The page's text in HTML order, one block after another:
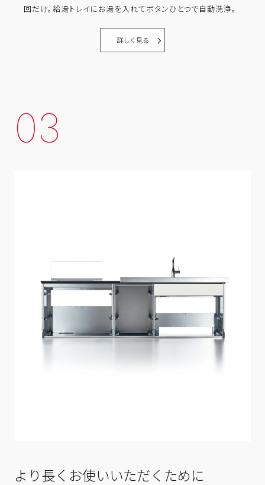
回だけ。給湯トレイにお湯を入れてボタンひとつで自動洗浄。
詳しく見る
03
より長くお使いいただくために